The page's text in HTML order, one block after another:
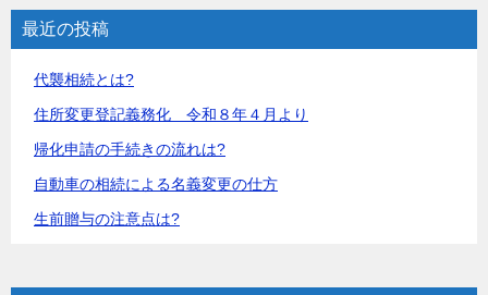
最近の投稿
代襲相続とは?
住所変更登記義務化 令和８年４月より
帰化申請の手続きの流れは?
自動車の相続による名義変更の仕方
生前贈与の注意点は?